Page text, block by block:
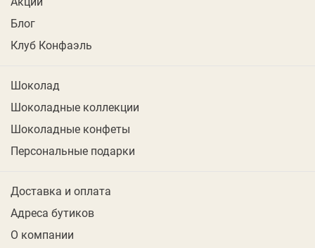
Блог
Клуб Конфаэль
Шоколад
Шоколадные коллекции
Шоколадные конфеты
Персональные подарки
Доставка и оплата
Адреса бутиков
О компании